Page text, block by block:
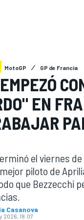
MotoGP GP de Francia
EN
el viernes de
piloto de
que Bezzecchi
Casanova
2026, 18:07